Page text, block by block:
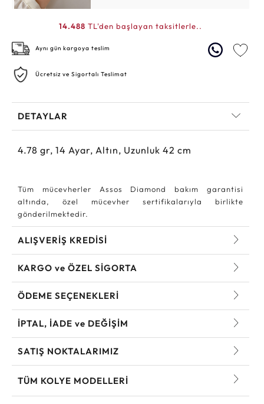
14.488 TL'den başlayan taksitlerle..
Aynı gün kargoya teslim
Ücretsiz ve Sigortalı Teslimat
DETAYLAR
4.78 gr, 14 Ayar, Altın, Uzunluk 42 cm
Tüm mücevherler Assos Diamond bakım garantisi
altında, özel mücevher sertifikalarıyla birlikte
gönderilmektedir.
ALIŞVERİŞ KREDİSİ
KARGO ve ÖZEL SİGORTA
ÖDEME SEÇENEKLERİ
İPTAL, İADE ve DEĞİŞİM
SATIŞ NOKTALARIMIZ
TÜM KOLYE MODELLERI